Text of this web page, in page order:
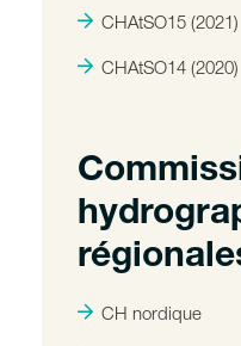
CHAtSO15 (2021)
CHAtSO14 (2020)
CH nordique